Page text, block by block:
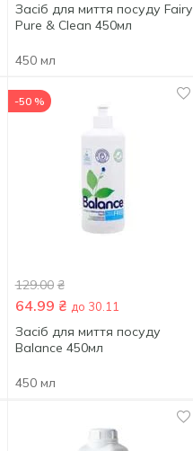
Засіб для миття посуду Fairy
Pure & Clean 450мл
450 мл
-50 %
129.00 ₴
64.99 ₴ до 30.11
Засіб для миття посуду
Balance 450мл
450 мл